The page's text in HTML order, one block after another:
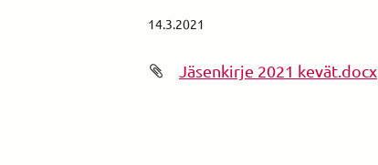
14.3.2021
Jäsenkirje 2021 kevät.docx